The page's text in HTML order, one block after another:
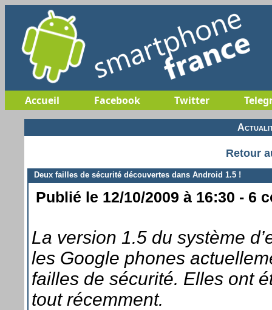
Accueil Facebook Twitter
Retour
Deux failles de sécurité découvertes dans Android 1.5 !
Publié le 12/10/2009 à 16:30 - 6
La version 1.5 du système
les Google phones
failles de sécurité. Elles ont
tout récemment.